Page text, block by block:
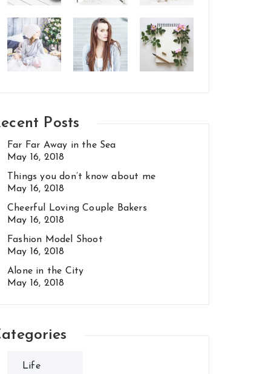
Posts
Far Far Away in the Sea
May 16, 2018
Things you don’t know about me
May 16, 2018
Cheerful Loving Couple Bakers
May 16, 2018
Fashion Model Shoot
May 16, 2018
Alone in the City
May 16, 2018
Life